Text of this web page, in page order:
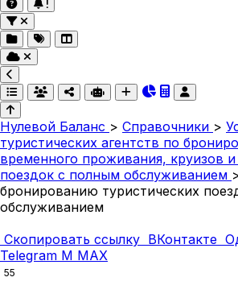
Нулевой Баланс > Справочники >
туристических агентств по
временного проживания, круизов и
поездок с полным обслуживанием
бронированию туристических
обслуживанием
Скопировать ссылку ВКонтакте
Telegram M MAX
55